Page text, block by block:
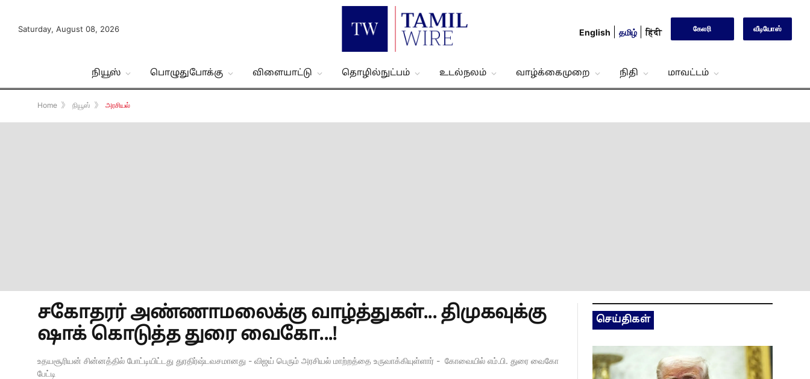
Saturday, August 08, 2026 English தமிழ் हिंदी கேலரி வீடியோஸ்
நியூஸ் பொழுதுபோக்கு விளையாட்டு தொழில்நுட்பம் உடல்நலம் வாழ்க்கைமுறை நிதி மாவட்டம்
Home 》 நியூஸ் 》 அரசியல்
சகோதரர் அண்ணாமலைக்கு வாழ்த்துகள்... திமுகவுக்கு
ஷாக் கொடுத்த துரை வைகோ...!
உதயசூரியன் சின்னத்தில் போட்டியிட்டது துரதிர்ஷ்டவசமானது - விஜய் பெரும் அரசியல் மாற்றத்தை உருவாக்கியுள்ளார் - கோவையில் எம்.பி. துரை வைகோ
பேட்டி
செய்திகள்